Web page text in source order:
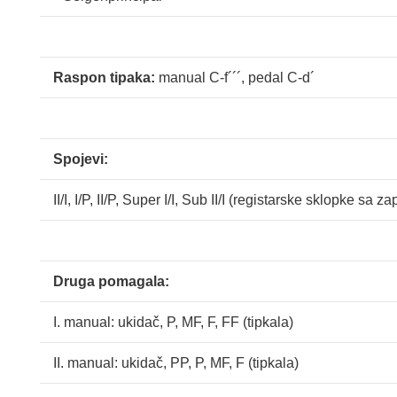
Raspon tipaka: manual C-f´´´, pedal C-d´
Spojevi:
II/I, I/P, II/P, Super I/I, Sub II/I (registarske sklopke sa
Druga pomagala:
I. manual: ukidač, P, MF, F, FF (tipkala)
II. manual: ukidač, PP, P, MF, F (tipkala)